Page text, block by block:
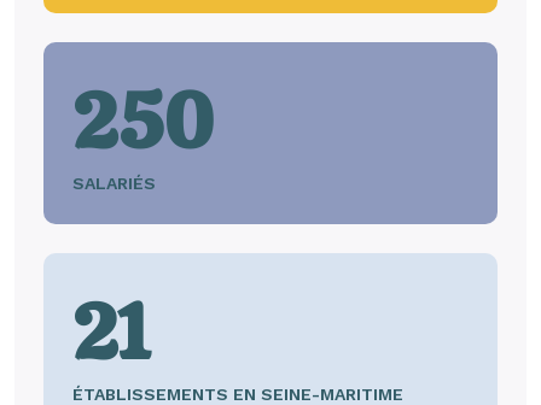
250
SALARIÉS
21
ÉTABLISSEMENTS EN SEINE-MARITIME